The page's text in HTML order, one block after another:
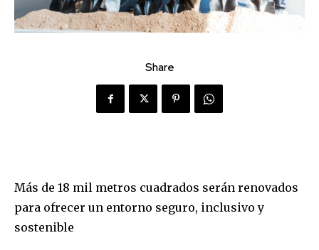
Share
Más de 18 mil metros cuadrados serán renovados
para ofrecer un entorno seguro, inclusivo y
sostenible